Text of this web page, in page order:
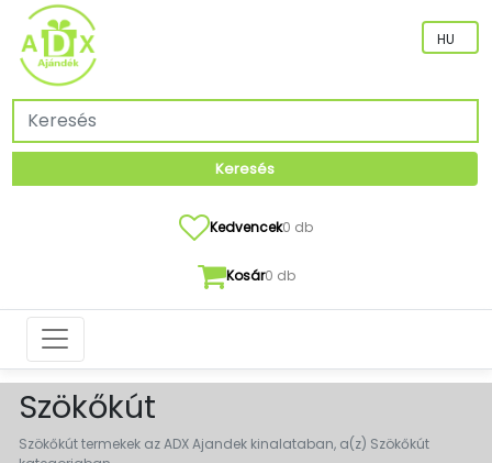
Keresés
Kedvencek0 db
Kosár0 db
Szökőkút
Szökőkút termekek az ADX Ajandek kinalataban, a(z) Szökőkút